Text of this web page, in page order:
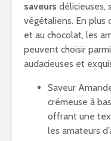
saveurs délicieuses,
végétaliens. En plus
et au chocolat, les
peuvent choisir
audacieuses et
Saveur
crémeuse à
offrant une
les amateurs